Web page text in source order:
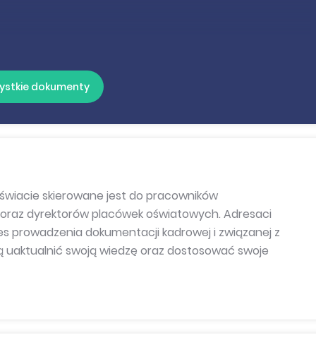
pracydokumenty
skierowane jest do pracowników
dyrektorów placówek oświatowych. Adresaci
prowadzenia dokumentacji kadrowej i związanej z
swoją wiedzę oraz dostosować swoje